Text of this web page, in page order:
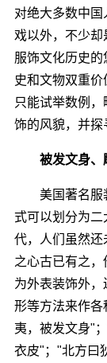
对绝大多数中
戏以外，不少却
服饰文化历史
史和文物双重
只能试举数例
饰的风貌，并探
被发文身、
美国著名服装
式可以划分为
代，人们虽然
之心古已有之
为外表装饰外
形等方法来作各
夷，被发文身"
衣皮"；"北方曰